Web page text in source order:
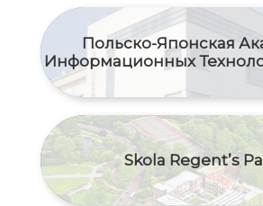
Польско-Японская
Информационных
Skola Regent’s